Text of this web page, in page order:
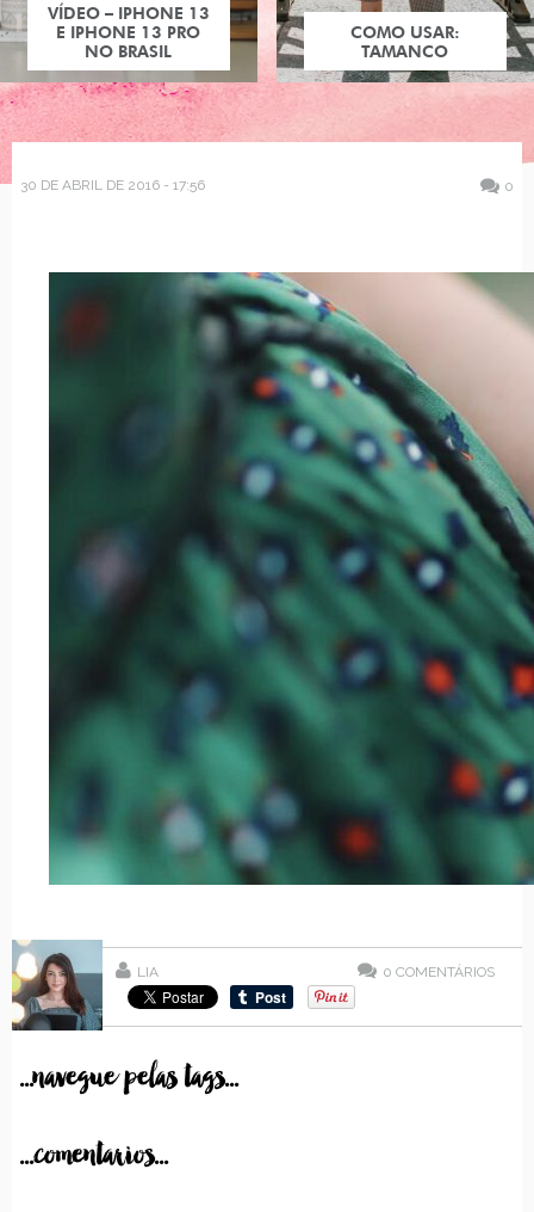
VÍDEO – IPHONE 13
E IPHONE 13 PRO
NO BRASIL
COMO USAR:
TAMANCO
30 DE ABRIL DE 2016 - 17:56 0
LIA 0 COMENTÁRIOS
...navegue pelas tags...
...comentarios...